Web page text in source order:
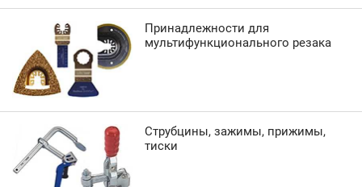
Принадлежности для
мультифункционального резака
Струбцины, зажимы, прижимы,
тиски